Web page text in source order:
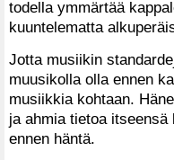
todella ymmärtää
kuuntelematta
Jotta musiikin
muusikolla olla ennen
musiikkia kohtaan.
ja ahmia tietoa
ennen häntä.